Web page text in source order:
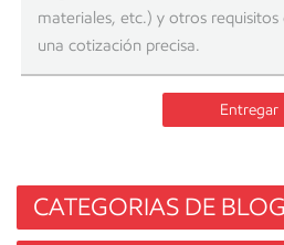
Entregar
CATEGORIAS DE BLOG